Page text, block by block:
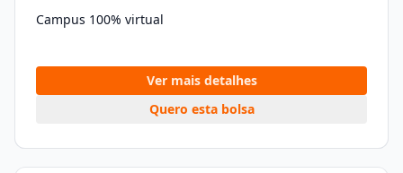
Campus 100% virtual
Ver mais detalhes
Quero esta bolsa